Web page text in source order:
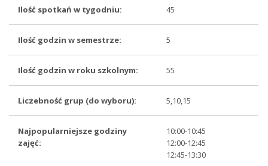
Ilość spotkań w tygodniu: 45
Ilość godzin w semestrze: 5
Ilość godzin w roku szkolnym: 55
Liczebność grup (do wyboru): 5,10,15
Najpopularniejsze godziny
zajęć:
10:00-10:45
12:00-12:45
12:45-13:30